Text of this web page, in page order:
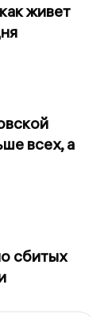
живет
всех, а
сбитых